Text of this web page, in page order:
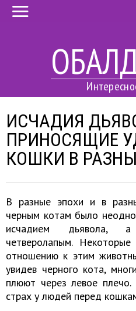
ИСЧАДИЯ
ПРИНОСЯЩИЕ
КОШКИ В
В разные эпохи и в
черным котам было
исчадием дьявола, а
четверолапым.
отношению к этим
увидев черного кота,
плюют через левое плечо.
страх у людей перед